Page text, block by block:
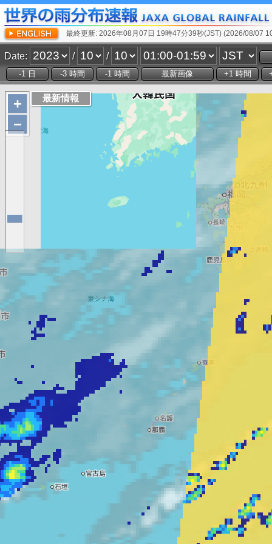
最終更新: 2026年08月07日 19時47分39秒(JST) (2026/08/07
Date: / /
+
−